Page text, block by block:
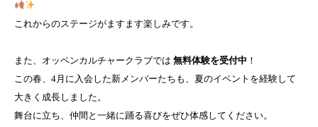
これからのステージがますます楽しみです。
また、オッペンカルチャークラブでは 無料体験を受付中 ！
この春、4月に入会した新メンバーたちも、夏のイベントを経験して
大きく成長しました。
舞台に立ち、仲間と一緒に踊る喜びをぜひ体感してください。